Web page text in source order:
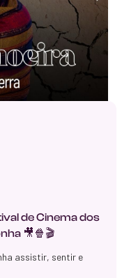
de Cinema dos
🎥🍿🎬
assistir, sentir e